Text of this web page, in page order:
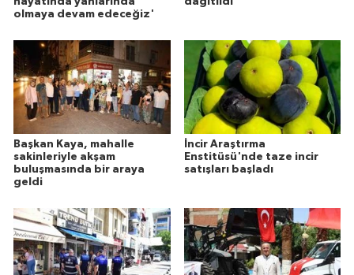
olmaya devam edeceğiz'
Başkan Kaya, mahalle
sakinleriyle akşam
buluşmasında bir araya
geldi
İncir Araştırma
Enstitüsü'nde taze incir
satışları başladı